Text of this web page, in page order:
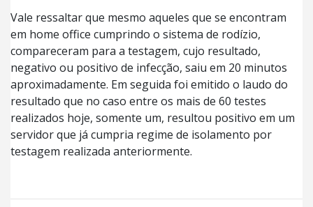
Vale ressaltar que mesmo aqueles que se encontram
em home office cumprindo o sistema de rodízio,
compareceram para a testagem, cujo resultado,
negativo ou positivo de infecção, saiu em 20 minutos
aproximadamente. Em seguida foi emitido o laudo do
resultado que no caso entre os mais de 60 testes
realizados hoje, somente um, resultou positivo em um
servidor que já cumpria regime de isolamento por
testagem realizada anteriormente.